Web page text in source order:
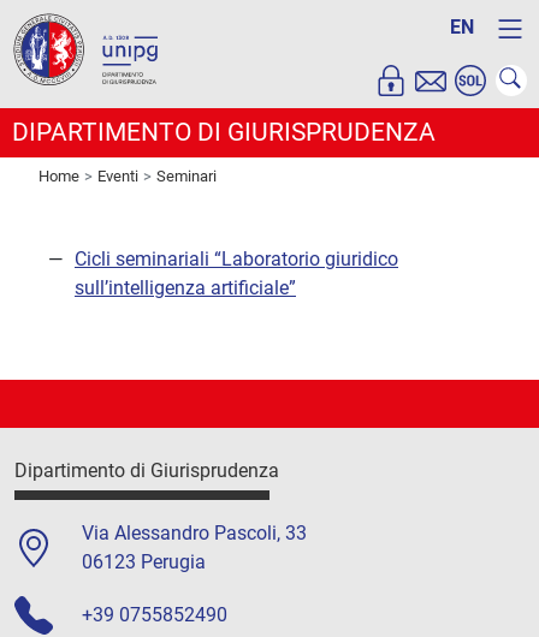
EN
DIPARTIMENTO DI GIURISPRUDENZA
Home Eventi Seminari
Cicli seminariali “Laboratorio giuridico
sull’intelligenza artificiale”
Dipartimento di Giurisprudenza
Via Alessandro Pascoli, 33
06123 Perugia
+39 0755852490